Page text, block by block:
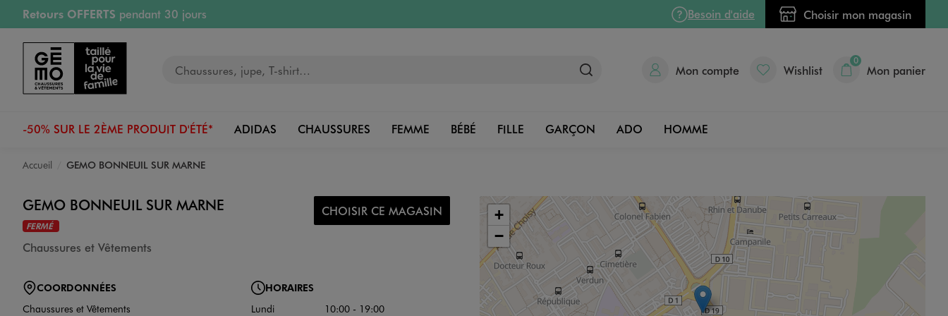
Aller au contenu principal
Aller à la navigation
Retours OFFERTS pendant 30 jours
PAYEZ EN 3x SANS FRAISdès 50€
RÉSERVATION GRATUITE
RETRAIT ET LIVRAISON OFFERTE
Besoin d'aide Choisir mon magasin
Mon compte Wishlist
0
Mon panier
-50% SUR LE 2ÈME PRODUIT D'ÉTÉ* ADIDAS CHAUSSURES FEMME BÉBÉ FILLE GARÇON ADO HOMME
Accueil GEMO BONNEUIL SUR MARNE
GEMO BONNEUIL SUR MARNE
FERMÉ
Chaussures et Vêtements
CHOISIR CE MAGASIN
COORDONNÉES
Chaussures et Vêtements
HORAIRES
Lundi
10:00 - 19:00
+
−